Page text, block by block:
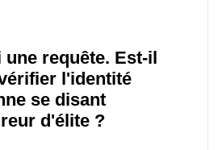
requête. Est-il
l'identité
se disant
d'élite ?